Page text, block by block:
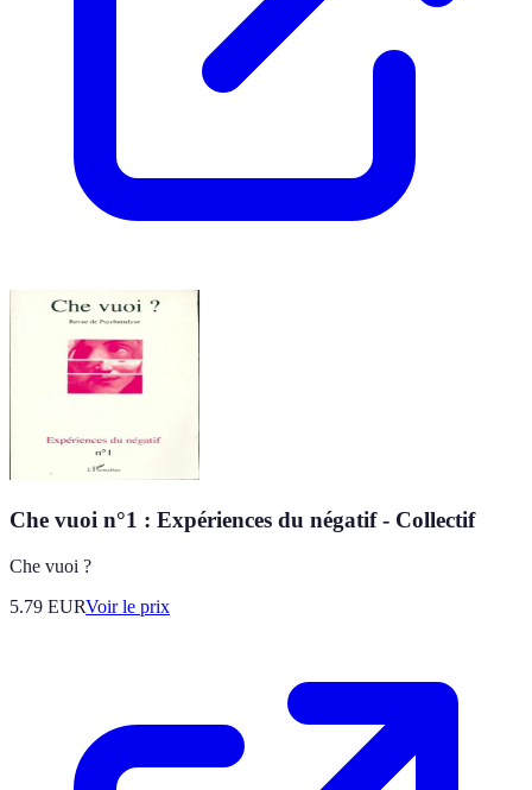
Che vuoi n°1 : Expériences du négatif - Collectif
Che vuoi ?
5.79 EURVoir le prix